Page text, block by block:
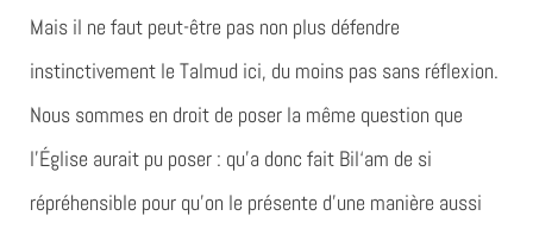
Mais il ne faut peut-être pas non plus défendre
instinctivement le Talmud ici, du moins pas sans réflexion.
Nous sommes en droit de poser la même question que
l’Église aurait pu poser : qu’a donc fait Bil‘am de si
répréhensible pour qu’on le présente d’une manière aussi